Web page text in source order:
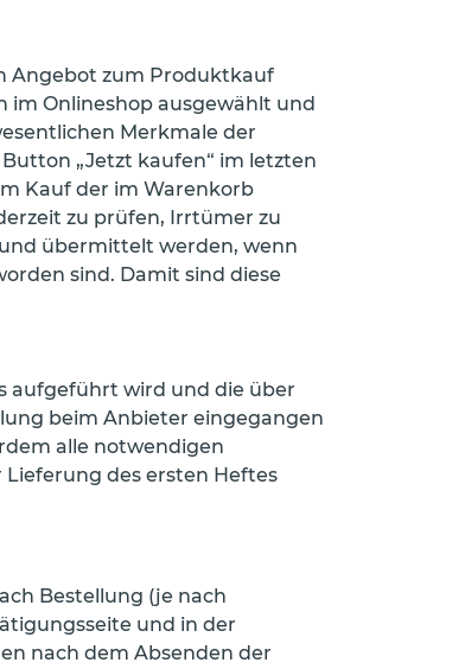
Angebot zum Produktkauf
Onlineshop ausgewählt und
Merkmale der
„Jetzt kaufen“ im letzten
Kauf der im Warenkorb
zu prüfen, Irrtümer zu
übermittelt werden, wenn
sind. Damit sind diese
aufgeführt wird und die über
beim Anbieter eingegangen
alle notwendigen
des ersten Heftes
Bestellung (je nach
und in der
nach dem Absenden der